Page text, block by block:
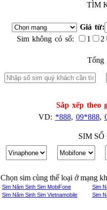
TÌM
Giá từ:
Sim không có số:
1 2
Sắp xếp theo
VD: *888, 09*888,
SIM
Chọn sim cùng thể loại ở mạng
Sim Năm Sinh Sim MobiFone
Sim
Sim Năm Sinh Sim Vietnamobile
Sim